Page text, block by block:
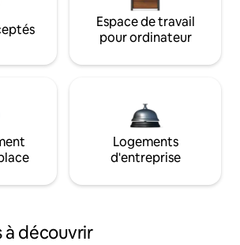
Espace de travail
pour ordinateur
Logements
d'entreprise
à découvrir